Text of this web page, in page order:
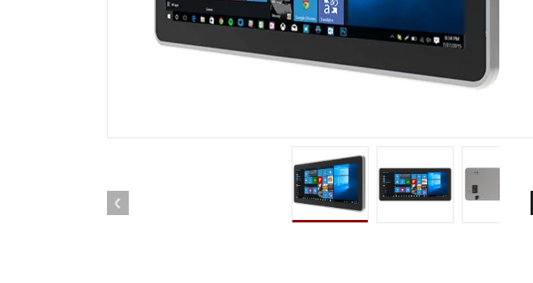
Android Fahrzeugmontierte Computer
Tablet für Fahrzeugmontierte
Computer
Funk-Gateway
Öl und Gas, ATEX-Klasse
Robustes Tablet in ATEX-Qualität